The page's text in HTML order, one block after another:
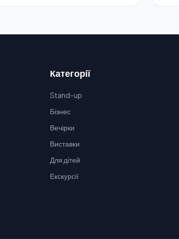
Категорії
Stand-up
Бізнес
Вечірки
Виставки
Для дітей
Екскурсії